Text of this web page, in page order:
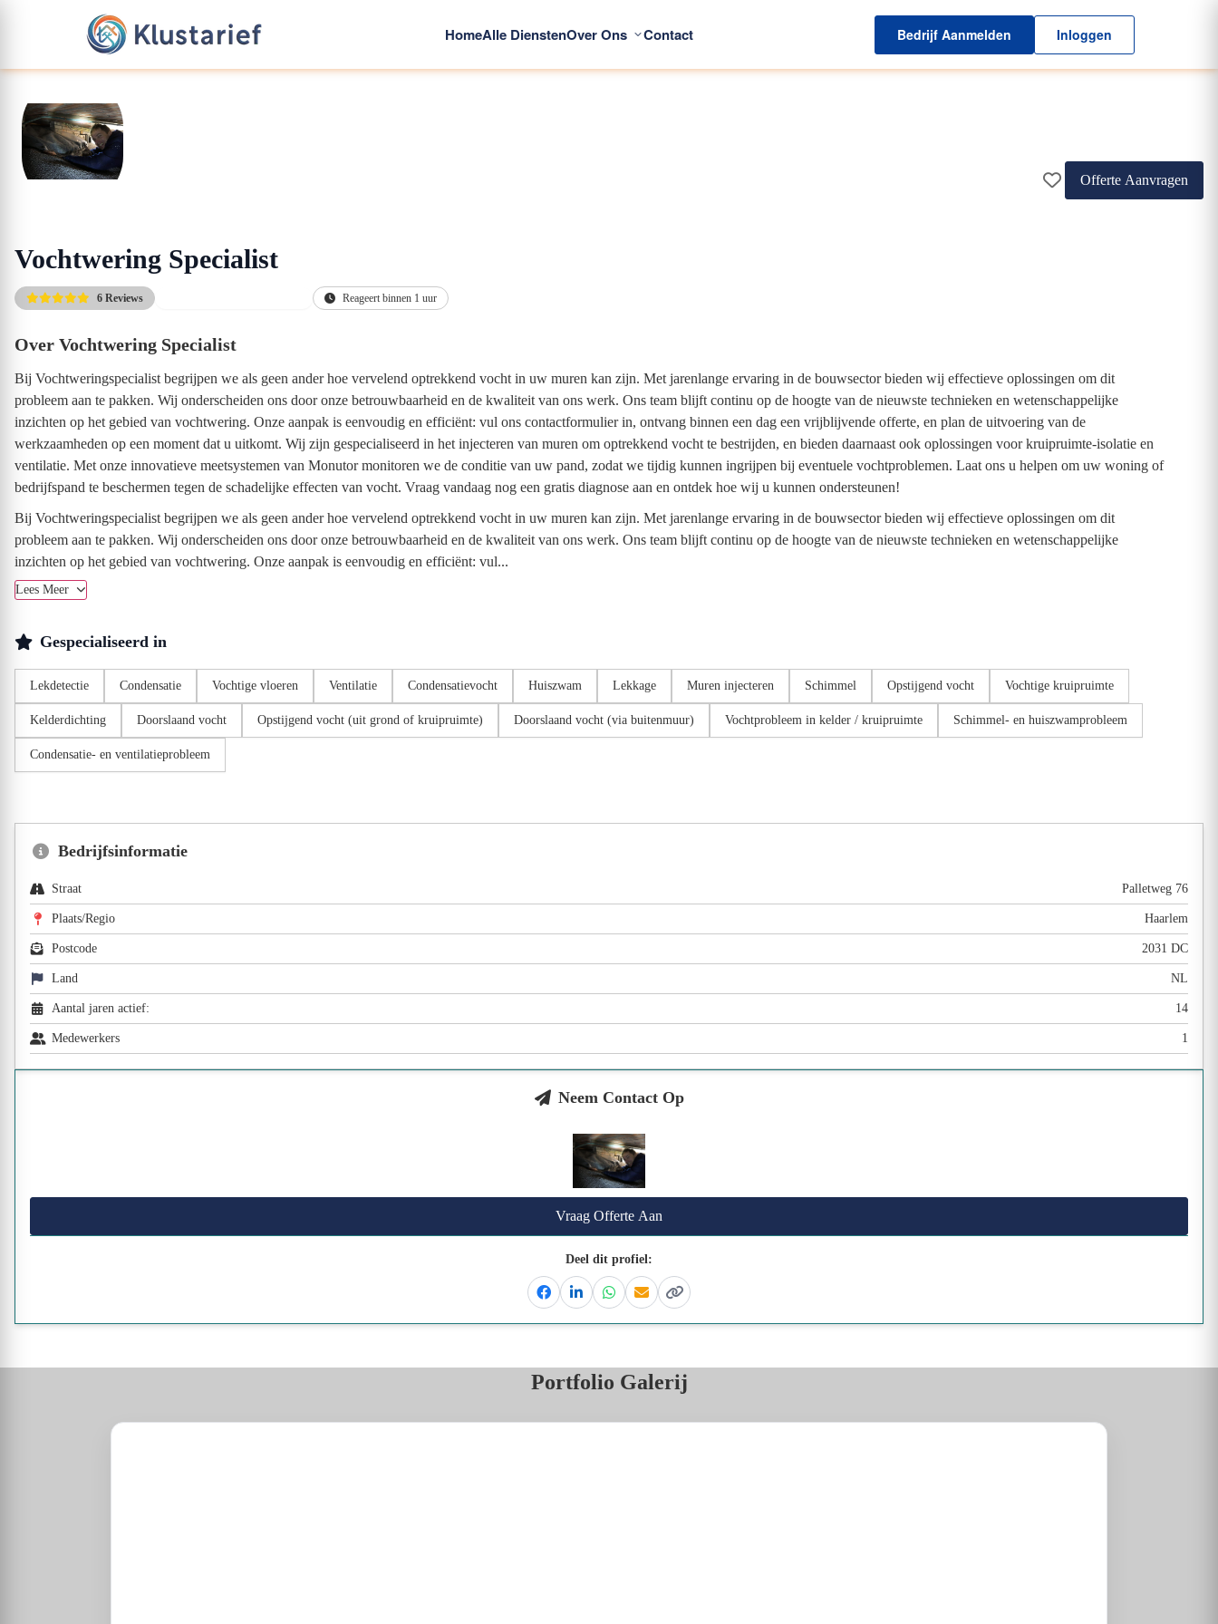
HomeAlle DienstenOver Ons Contact Bedrijf Aanmelden Inloggen
Offerte Aanvragen
Vochtwering Specialist
6 Reviews Reageert binnen 1 uur
Over Vochtwering Specialist
Bij Vochtweringspecialist begrijpen we als geen ander hoe vervelend optrekkend vocht in uw muren kan zijn. Met jarenlange ervaring in de bouwsector bieden wij effectieve oplossingen om dit
probleem aan te pakken. Wij onderscheiden ons door onze betrouwbaarheid en de kwaliteit van ons werk. Ons team blijft continu op de hoogte van de nieuwste technieken en wetenschappelijke
inzichten op het gebied van vochtwering. Onze aanpak is eenvoudig en efficiënt: vul ons contactformulier in, ontvang binnen een dag een vrijblijvende offerte, en plan de uitvoering van de
werkzaamheden op een moment dat u uitkomt. Wij zijn gespecialiseerd in het injecteren van muren om optrekkend vocht te bestrijden, en bieden daarnaast ook oplossingen voor kruipruimte-isolatie en
ventilatie. Met onze innovatieve meetsystemen van Monutor monitoren we de conditie van uw pand, zodat we tijdig kunnen ingrijpen bij eventuele vochtproblemen. Laat ons u helpen om uw woning of
bedrijfspand te beschermen tegen de schadelijke effecten van vocht. Vraag vandaag nog een gratis diagnose aan en ontdek hoe wij u kunnen ondersteunen!
Bij Vochtweringspecialist begrijpen we als geen ander hoe vervelend optrekkend vocht in uw muren kan zijn. Met jarenlange ervaring in de bouwsector bieden wij effectieve oplossingen om dit
probleem aan te pakken. Wij onderscheiden ons door onze betrouwbaarheid en de kwaliteit van ons werk. Ons team blijft continu op de hoogte van de nieuwste technieken en wetenschappelijke
inzichten op het gebied van vochtwering. Onze aanpak is eenvoudig en efficiënt: vul...
Lees Meer
Gespecialiseerd in
Lekdetectie Condensatie Vochtige vloeren Ventilatie Condensatievocht Huiszwam Lekkage Muren injecteren Schimmel Opstijgend vocht Vochtige kruipruimte
Kelderdichting Doorslaand vocht Opstijgend vocht (uit grond of kruipruimte) Doorslaand vocht (via buitenmuur) Vochtprobleem in kelder / kruipruimte Schimmel- en huiszwamprobleem
Condensatie- en ventilatieprobleem
Bedrijfsinformatie
Straat Palletweg 76
Plaats/Regio Haarlem
Postcode 2031 DC
Land NL
Aantal jaren actief: 14
Medewerkers 1
Neem Contact Op
Vraag Offerte Aan
Deel dit profiel:
FacebookLinkedinWhatsapp
EmailKopieer link
Portfolio Galerij